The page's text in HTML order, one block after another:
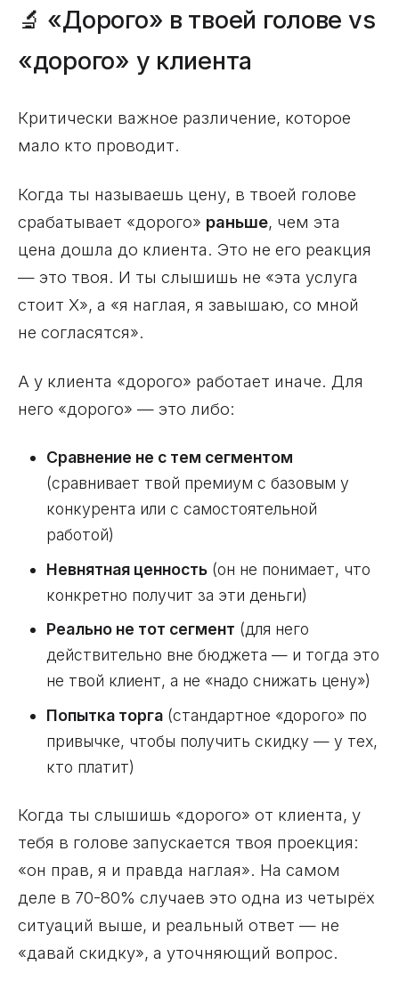
🔬 «Дорого» в твоей голове vs
«дорого» у клиента
Критически важное различение, которое
мало кто проводит.
Когда ты называешь цену, в твоей голове
срабатывает «дорого» раньше, чем эта
цена дошла до клиента. Это не его реакция
— это твоя. И ты слышишь не «эта услуга
стоит Х», а «я наглая, я завышаю, со мной
не согласятся».
А у клиента «дорого» работает иначе. Для
него «дорого» — это либо:
Сравнение не с тем сегментом
(сравнивает твой премиум с базовым у
конкурента или с самостоятельной
работой)
Невнятная ценность (он не понимает, что
конкретно получит за эти деньги)
Реально не тот сегмент (для него
действительно вне бюджета — и тогда это
не твой клиент, а не «надо снижать цену»)
Попытка торга (стандартное «дорого» по
привычке, чтобы получить скидку — у тех,
кто платит)
Когда ты слышишь «дорого» от клиента, у
тебя в голове запускается твоя проекция:
«он прав, я и правда наглая». На самом
деле в 70-80% случаев это одна из четырёх
ситуаций выше, и реальный ответ — не
«давай скидку», а уточняющий вопрос.